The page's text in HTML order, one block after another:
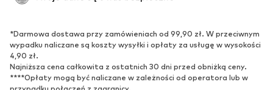
*Darmowa dostawa przy zamówieniach od 99,90 zł. W przeciwnym
wypadku naliczane są koszty wysyłki i opłaty za usługę w wysokości
4,90 zł.
Najniższa cena całkowita z ostatnich 30 dni przed obniżką ceny.
****Opłaty mogą być naliczane w zależności od operatora lub w